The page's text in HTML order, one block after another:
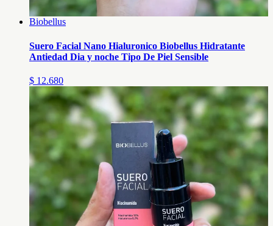
Biobellus
Suero Facial Nano Hialuronico Biobellus Hidratante
Antiedad Dia y noche Tipo De Piel Sensible
$ 12.680